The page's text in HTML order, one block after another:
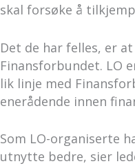
skal forsøke å
Det de har felles, er
Finansforbundet. LO
lik linje med
enerådende innen
Som LO-organiserte
utnytte bedre, sier